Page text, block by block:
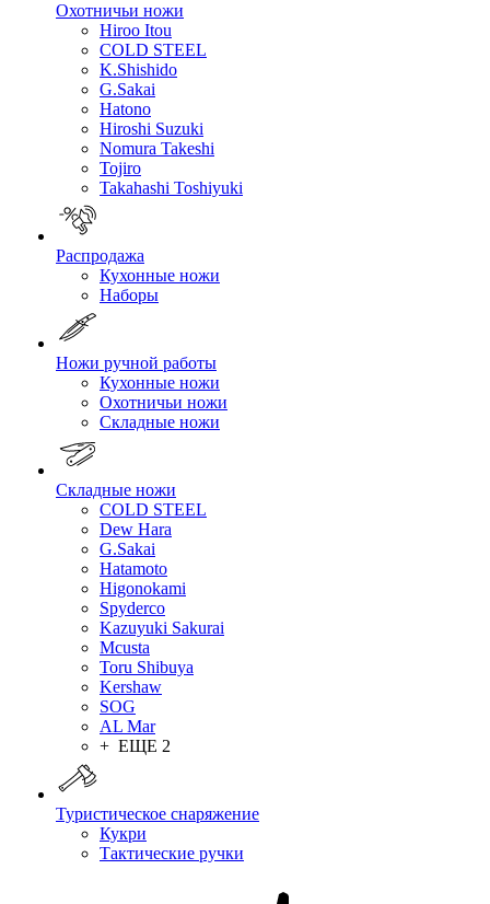
Охотничьи ножи
Hiroo Itou
COLD STEEL
K.Shishido
G.Sakai
Hatono
Hiroshi Suzuki
Nomura Takeshi
Tojiro
Takahashi Toshiyuki
Распродажа
Кухонные ножи
Наборы
Ножи ручной работы
Кухонные ножи
Охотничьи ножи
Складные ножи
Складные ножи
COLD STEEL
Dew Hara
G.Sakai
Hatamoto
Higonokami
Spyderco
Kazuyuki Sakurai
Mcusta
Toru Shibuya
Kershaw
SOG
AL Mar
+ ЕЩЕ 2
Туристическое снаряжение
Кукри
Тактические ручки